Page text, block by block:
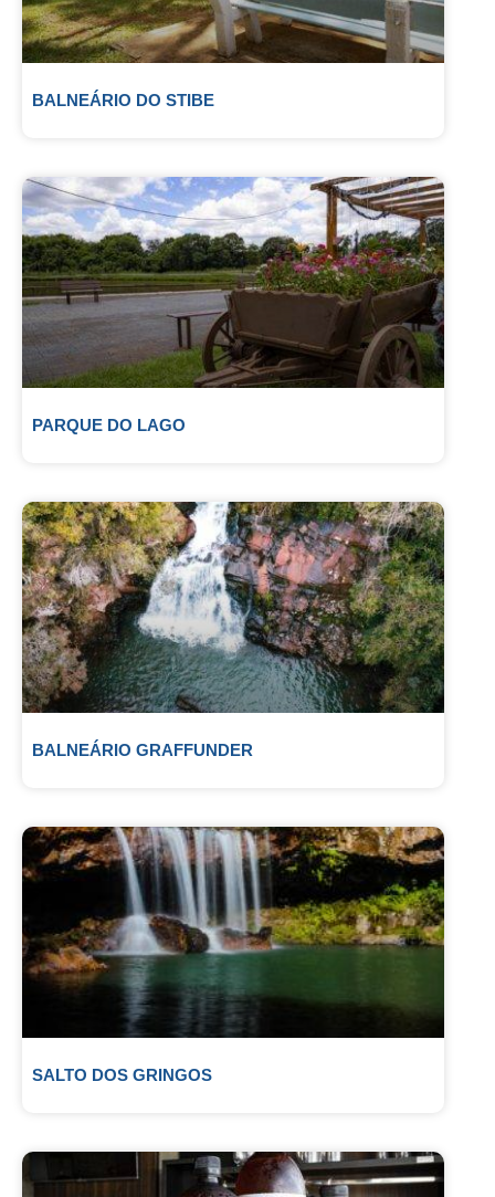
BALNEÁRIO DO STIBE
PARQUE DO LAGO
BALNEÁRIO GRAFFUNDER
SALTO DOS GRINGOS